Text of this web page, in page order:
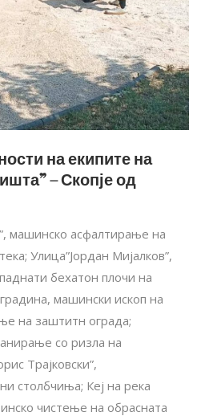
на екипите на
– Скопје од
машинско асфалтирање на
Улица”Јордан Мијалков”,
бехатон плочи на
машински ископ на
на заштитн ограда;
со ризла на
Трајковски”,
столбчиња; Кеј на река
чистење на обрасната